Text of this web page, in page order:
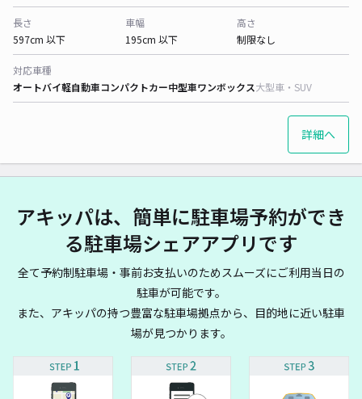
長さ
597cm 以下
車幅
195cm 以下
高さ
制限なし
対応車種
オートバイ軽自動車コンパクトカー中型車ワンボックス大型車・SUV
詳細へ
アキッパは、簡単に駐車場予約ができ
る駐車場シェアアプリです
全て予約制駐車場・事前お支払いのためスムーズにご利用当日の
駐車が可能です。
また、アキッパの持つ豊富な駐車場拠点から、目的地に近い駐車
場が見つかります。